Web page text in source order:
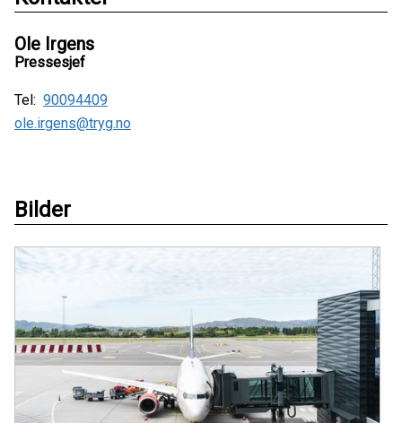
Ole Irgens
Pressesjef
Tel: 90094409
ole.irgens@tryg.no
Bilder